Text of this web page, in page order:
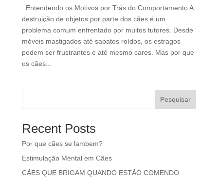
Entendendo os Motivos por Trás do Comportamento A
destruição de objetos por parte dos cães é um
problema comum enfrentado por muitos tutores. Desde
móveis mastigados até sapatos roídos, os estragos
podem ser frustrantes e até mesmo caros. Mas por que
os cães...
Pesquisar
Recent Posts
Por que cães se lambem?
Estimulação Mental em Cães
CÃES QUE BRIGAM QUANDO ESTÃO COMENDO